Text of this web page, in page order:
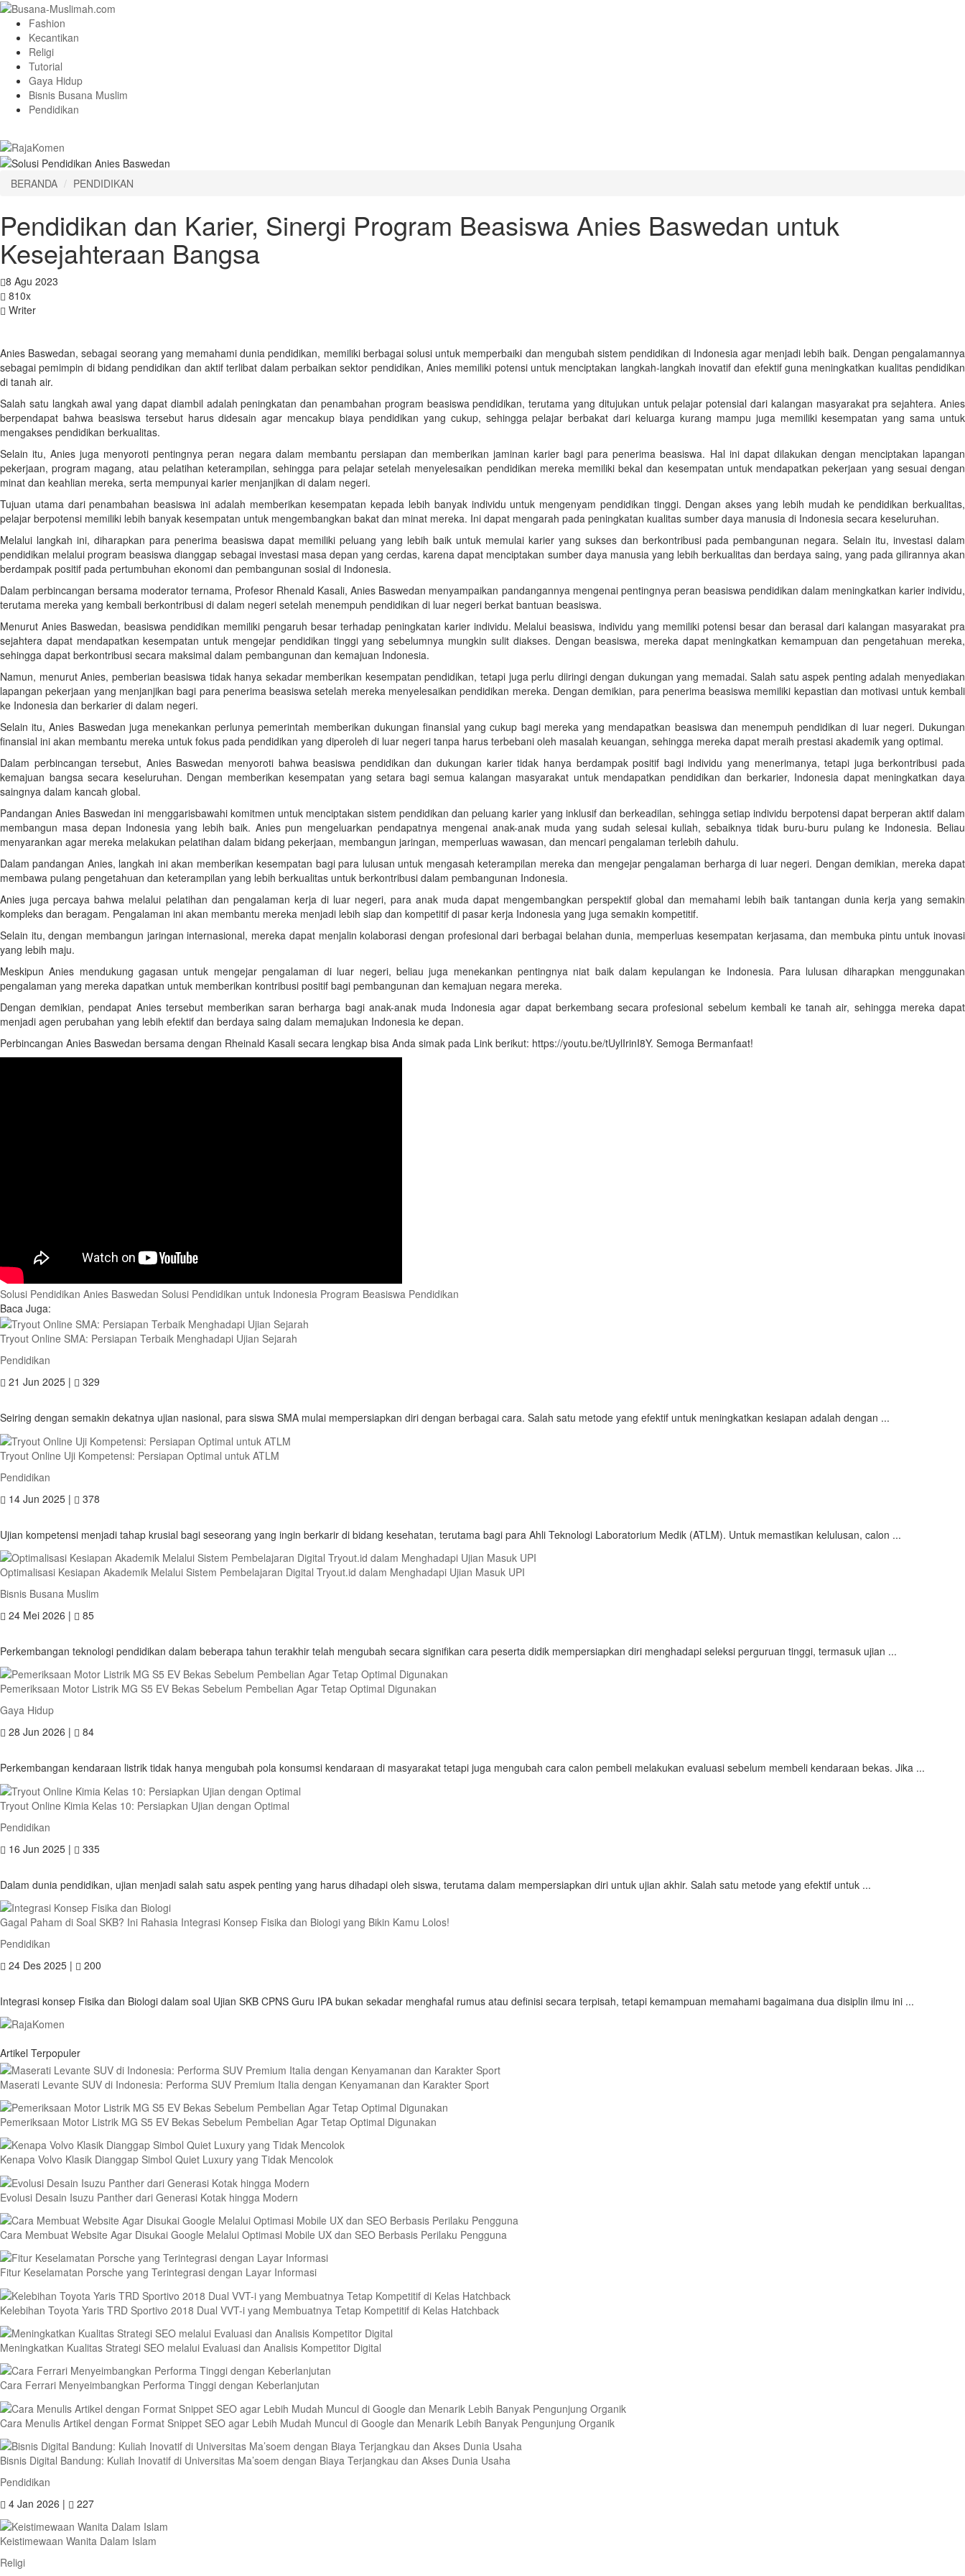
Fashion
Kecantikan
Religi
Tutorial
Gaya Hidup
Bisnis Busana Muslim
Pendidikan
BERANDA PENDIDIKAN
Pendidikan dan Karier, Sinergi Program Beasiswa Anies Baswedan untuk
Kesejahteraan Bangsa
8 Agu 2023
810x
Writer
Anies Baswedan, sebagai seorang yang memahami dunia pendidikan, memiliki berbagai solusi untuk memperbaiki dan mengubah sistem pendidikan di Indonesia agar menjadi lebih baik. Dengan pengalamannya
sebagai pemimpin di bidang pendidikan dan aktif terlibat dalam perbaikan sektor pendidikan, Anies memiliki potensi untuk menciptakan langkah-langkah inovatif dan efektif guna meningkatkan kualitas pendidikan
di tanah air.
Salah satu langkah awal yang dapat diambil adalah peningkatan dan penambahan program beasiswa pendidikan, terutama yang ditujukan untuk pelajar potensial dari kalangan masyarakat pra sejahtera. Anies
berpendapat bahwa beasiswa tersebut harus didesain agar mencakup biaya pendidikan yang cukup, sehingga pelajar berbakat dari keluarga kurang mampu juga memiliki kesempatan yang sama untuk
mengakses pendidikan berkualitas.
Selain itu, Anies juga menyoroti pentingnya peran negara dalam membantu persiapan dan memberikan jaminan karier bagi para penerima beasiswa. Hal ini dapat dilakukan dengan menciptakan lapangan
pekerjaan, program magang, atau pelatihan keterampilan, sehingga para pelajar setelah menyelesaikan pendidikan mereka memiliki bekal dan kesempatan untuk mendapatkan pekerjaan yang sesuai dengan
minat dan keahlian mereka, serta mempunyai karier menjanjikan di dalam negeri.
Tujuan utama dari penambahan beasiswa ini adalah memberikan kesempatan kepada lebih banyak individu untuk mengenyam pendidikan tinggi. Dengan akses yang lebih mudah ke pendidikan berkualitas,
pelajar berpotensi memiliki lebih banyak kesempatan untuk mengembangkan bakat dan minat mereka. Ini dapat mengarah pada peningkatan kualitas sumber daya manusia di Indonesia secara keseluruhan.
Melalui langkah ini, diharapkan para penerima beasiswa dapat memiliki peluang yang lebih baik untuk memulai karier yang sukses dan berkontribusi pada pembangunan negara. Selain itu, investasi dalam
pendidikan melalui program beasiswa dianggap sebagai investasi masa depan yang cerdas, karena dapat menciptakan sumber daya manusia yang lebih berkualitas dan berdaya saing, yang pada gilirannya akan
berdampak positif pada pertumbuhan ekonomi dan pembangunan sosial di Indonesia.
Dalam perbincangan bersama moderator ternama, Profesor Rhenald Kasali, Anies Baswedan menyampaikan pandangannya mengenai pentingnya peran beasiswa pendidikan dalam meningkatkan karier individu,
terutama mereka yang kembali berkontribusi di dalam negeri setelah menempuh pendidikan di luar negeri berkat bantuan beasiswa.
Menurut Anies Baswedan, beasiswa pendidikan memiliki pengaruh besar terhadap peningkatan karier individu. Melalui beasiswa, individu yang memiliki potensi besar dan berasal dari kalangan masyarakat pra
sejahtera dapat mendapatkan kesempatan untuk mengejar pendidikan tinggi yang sebelumnya mungkin sulit diakses. Dengan beasiswa, mereka dapat meningkatkan kemampuan dan pengetahuan mereka,
sehingga dapat berkontribusi secara maksimal dalam pembangunan dan kemajuan Indonesia.
Namun, menurut Anies, pemberian beasiswa tidak hanya sekadar memberikan kesempatan pendidikan, tetapi juga perlu diiringi dengan dukungan yang memadai. Salah satu aspek penting adalah menyediakan
lapangan pekerjaan yang menjanjikan bagi para penerima beasiswa setelah mereka menyelesaikan pendidikan mereka. Dengan demikian, para penerima beasiswa memiliki kepastian dan motivasi untuk kembali
ke Indonesia dan berkarier di dalam negeri.
Selain itu, Anies Baswedan juga menekankan perlunya pemerintah memberikan dukungan finansial yang cukup bagi mereka yang mendapatkan beasiswa dan menempuh pendidikan di luar negeri. Dukungan
finansial ini akan membantu mereka untuk fokus pada pendidikan yang diperoleh di luar negeri tanpa harus terbebani oleh masalah keuangan, sehingga mereka dapat meraih prestasi akademik yang optimal.
Dalam perbincangan tersebut, Anies Baswedan menyoroti bahwa beasiswa pendidikan dan dukungan karier tidak hanya berdampak positif bagi individu yang menerimanya, tetapi juga berkontribusi pada
kemajuan bangsa secara keseluruhan. Dengan memberikan kesempatan yang setara bagi semua kalangan masyarakat untuk mendapatkan pendidikan dan berkarier, Indonesia dapat meningkatkan daya
saingnya dalam kancah global.
Pandangan Anies Baswedan ini menggarisbawahi komitmen untuk menciptakan sistem pendidikan dan peluang karier yang inklusif dan berkeadilan, sehingga setiap individu berpotensi dapat berperan aktif dalam
membangun masa depan Indonesia yang lebih baik. Anies pun mengeluarkan pendapatnya mengenai anak-anak muda yang sudah selesai kuliah, sebaiknya tidak buru-buru pulang ke Indonesia. Beliau
menyarankan agar mereka melakukan pelatihan dalam bidang pekerjaan, membangun jaringan, memperluas wawasan, dan mencari pengalaman terlebih dahulu.
Dalam pandangan Anies, langkah ini akan memberikan kesempatan bagi para lulusan untuk mengasah keterampilan mereka dan mengejar pengalaman berharga di luar negeri. Dengan demikian, mereka dapat
membawa pulang pengetahuan dan keterampilan yang lebih berkualitas untuk berkontribusi dalam pembangunan Indonesia.
Anies juga percaya bahwa melalui pelatihan dan pengalaman kerja di luar negeri, para anak muda dapat mengembangkan perspektif global dan memahami lebih baik tantangan dunia kerja yang semakin
kompleks dan beragam. Pengalaman ini akan membantu mereka menjadi lebih siap dan kompetitif di pasar kerja Indonesia yang juga semakin kompetitif.
Selain itu, dengan membangun jaringan internasional, mereka dapat menjalin kolaborasi dengan profesional dari berbagai belahan dunia, memperluas kesempatan kerjasama, dan membuka pintu untuk inovasi
yang lebih maju.
Meskipun Anies mendukung gagasan untuk mengejar pengalaman di luar negeri, beliau juga menekankan pentingnya niat baik dalam kepulangan ke Indonesia. Para lulusan diharapkan menggunakan
pengalaman yang mereka dapatkan untuk memberikan kontribusi positif bagi pembangunan dan kemajuan negara mereka.
Dengan demikian, pendapat Anies tersebut memberikan saran berharga bagi anak-anak muda Indonesia agar dapat berkembang secara profesional sebelum kembali ke tanah air, sehingga mereka dapat
menjadi agen perubahan yang lebih efektif dan berdaya saing dalam memajukan Indonesia ke depan.
Perbincangan Anies Baswedan bersama dengan Rheinald Kasali secara lengkap bisa Anda simak pada Link berikut: https://youtu.be/tUylIrinI8Y. Semoga Bermanfaat!
Solusi Pendidikan Anies Baswedan Solusi Pendidikan untuk Indonesia Program Beasiswa Pendidikan
Baca Juga:
Tryout Online SMA: Persiapan Terbaik Menghadapi Ujian Sejarah
Pendidikan
21 Jun 2025 |
329
Seiring dengan semakin dekatnya ujian nasional, para siswa SMA mulai mempersiapkan diri dengan berbagai cara. Salah satu metode yang efektif untuk meningkatkan kesiapan adalah dengan ...
Tryout Online Uji Kompetensi: Persiapan Optimal untuk ATLM
Pendidikan
14 Jun 2025 |
378
Ujian kompetensi menjadi tahap krusial bagi seseorang yang ingin berkarir di bidang kesehatan, terutama bagi para Ahli Teknologi Laboratorium Medik (ATLM). Untuk memastikan kelulusan, calon ...
Optimalisasi Kesiapan Akademik Melalui Sistem Pembelajaran Digital Tryout.id dalam Menghadapi Ujian Masuk UPI
Bisnis Busana Muslim
24 Mei 2026 |
85
Perkembangan teknologi pendidikan dalam beberapa tahun terakhir telah mengubah secara signifikan cara peserta didik mempersiapkan diri menghadapi seleksi perguruan tinggi, termasuk ujian ...
Pemeriksaan Motor Listrik MG S5 EV Bekas Sebelum Pembelian Agar Tetap Optimal Digunakan
Gaya Hidup
28 Jun 2026 |
84
Perkembangan kendaraan listrik tidak hanya mengubah pola konsumsi kendaraan di masyarakat tetapi juga mengubah cara calon pembeli melakukan evaluasi sebelum membeli kendaraan bekas. Jika ...
Tryout Online Kimia Kelas 10: Persiapkan Ujian dengan Optimal
Pendidikan
16 Jun 2025 |
335
Dalam dunia pendidikan, ujian menjadi salah satu aspek penting yang harus dihadapi oleh siswa, terutama dalam mempersiapkan diri untuk ujian akhir. Salah satu metode yang efektif untuk ...
Gagal Paham di Soal SKB? Ini Rahasia Integrasi Konsep Fisika dan Biologi yang Bikin Kamu Lolos!
Pendidikan
24 Des 2025 |
200
Integrasi konsep Fisika dan Biologi dalam soal Ujian SKB CPNS Guru IPA bukan sekadar menghafal rumus atau definisi secara terpisah, tetapi kemampuan memahami bagaimana dua disiplin ilmu ini ...
Artikel Terpopuler
Maserati Levante SUV di Indonesia: Performa SUV Premium Italia dengan Kenyamanan dan Karakter Sport
Pemeriksaan Motor Listrik MG S5 EV Bekas Sebelum Pembelian Agar Tetap Optimal Digunakan
Kenapa Volvo Klasik Dianggap Simbol Quiet Luxury yang Tidak Mencolok
Evolusi Desain Isuzu Panther dari Generasi Kotak hingga Modern
Cara Membuat Website Agar Disukai Google Melalui Optimasi Mobile UX dan SEO Berbasis Perilaku Pengguna
Fitur Keselamatan Porsche yang Terintegrasi dengan Layar Informasi
Kelebihan Toyota Yaris TRD Sportivo 2018 Dual VVT-i yang Membuatnya Tetap Kompetitif di Kelas Hatchback
Meningkatkan Kualitas Strategi SEO melalui Evaluasi dan Analisis Kompetitor Digital
Cara Ferrari Menyeimbangkan Performa Tinggi dengan Keberlanjutan
Cara Menulis Artikel dengan Format Snippet SEO agar Lebih Mudah Muncul di Google dan Menarik Lebih Banyak Pengunjung Organik
Bisnis Digital Bandung: Kuliah Inovatif di Universitas Ma’soem dengan Biaya Terjangkau dan Akses Dunia Usaha
Pendidikan
4 Jan 2026 |
227
Keistimewaan Wanita Dalam Islam
Religi